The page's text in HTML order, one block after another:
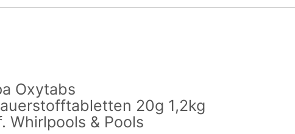
Oxytabs
20g 1,2kg
Whirlpools & Pools